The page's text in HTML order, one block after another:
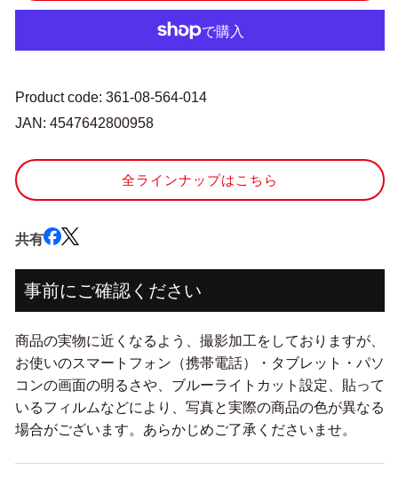
糸
し
い
と
メ
番
蜂
LECIEN
ル
ア
ン
cosmo
コ
ス
糸
し
い
と
メ
20
番
LECIEN
ル
ア
ン
cosmo
コ
ス
Product code: 361-08-564-014
JAN: 4547642800958
全ラインナップはこちら
共有
事前にご確認ください
商品の実物に近くなるよう、撮影加工をしておりますが、
お使いのスマートフォン（携帯電話）・タブレット・パソ
コンの画面の明るさや、ブルーライトカット設定、貼って
いるフィルムなどにより、写真と実際の商品の色が異なる
場合がございます。あらかじめご了承くださいませ。